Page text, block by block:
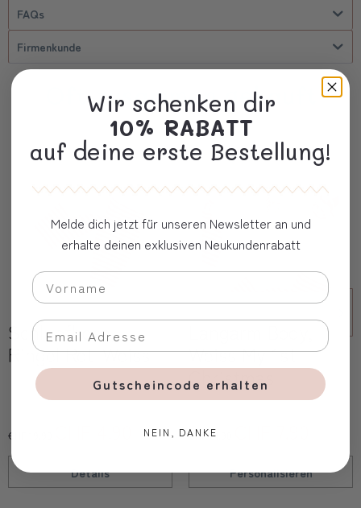
FAQs
Firmenkunde
Oft zusammen gekauft
Schlupfhose,
Ringel Rot-Weiss
CHF 19.90
Details
Weiss My 1st
Christmas
CHF 24.90
Personalisieren
Wir schenken dir
10% RABATT
auf deine erste Bestellung!
Melde dich jetzt für unseren Newsletter an und
erhalte deinen exklusiven Neukundenrabatt
Gutscheincode erhalten
NEIN, DANKE